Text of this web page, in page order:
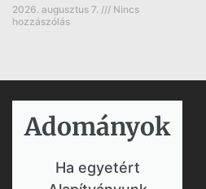
2026. augusztus 7.
Nincs
hozzászólás
Adományok​
Ha egyetért